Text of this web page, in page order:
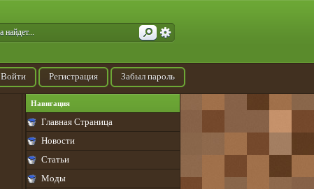
Войти Регистрация Забыл пароль
Навигация
Главная Страница
Новости
Статьи
Моды